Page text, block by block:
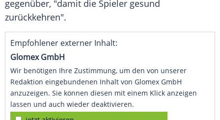
gegenüber, "damit die Spieler gesund
zurückkehren".
Empfohlener externer Inhalt:
Glomex GmbH
Wir benötigen Ihre Zustimmung, um den von unserer
Redaktion eingebundenen Inhalt von Glomex GmbH
anzuzeigen. Sie können diesen mit einem Klick anzeigen
lassen und auch wieder deaktivieren.